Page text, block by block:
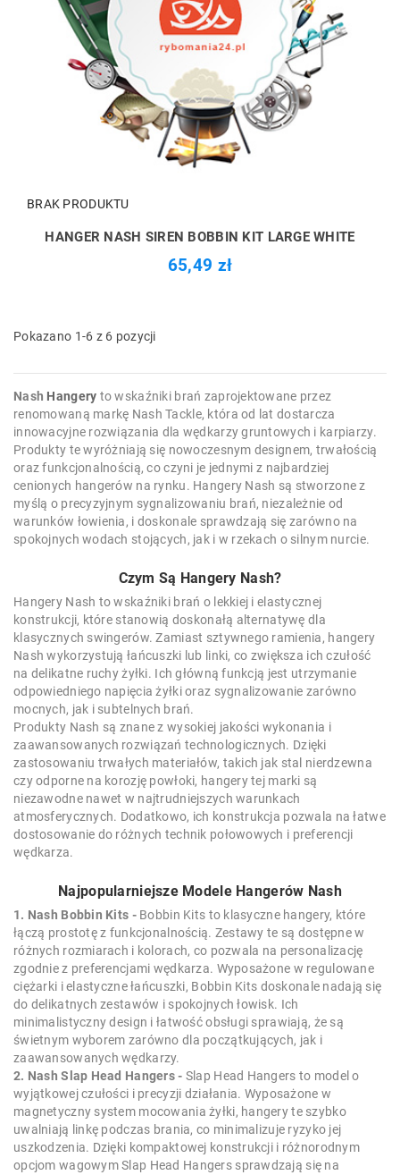
BRAK PRODUKTU
HANGER NASH SIREN BOBBIN KIT LARGE WHITE
65,49 zł
Pokazano 1-6 z 6 pozycji
Nash Hangery to wskaźniki brań zaprojektowane przez
renomowaną markę Nash Tackle, która od lat dostarcza
innowacyjne rozwiązania dla wędkarzy gruntowych i karpiarzy.
Produkty te wyróżniają się nowoczesnym designem, trwałością
oraz funkcjonalnością, co czyni je jednymi z najbardziej
cenionych hangerów na rynku. Hangery Nash są stworzone z
myślą o precyzyjnym sygnalizowaniu brań, niezależnie od
warunków łowienia, i doskonale sprawdzają się zarówno na
spokojnych wodach stojących, jak i w rzekach o silnym nurcie.
Czym Są Hangery Nash?
Hangery Nash to wskaźniki brań o lekkiej i elastycznej
konstrukcji, które stanowią doskonałą alternatywę dla
klasycznych swingerów. Zamiast sztywnego ramienia, hangery
Nash wykorzystują łańcuszki lub linki, co zwiększa ich czułość
na delikatne ruchy żyłki. Ich główną funkcją jest utrzymanie
odpowiedniego napięcia żyłki oraz sygnalizowanie zarówno
mocnych, jak i subtelnych brań.
Produkty Nash są znane z wysokiej jakości wykonania i
zaawansowanych rozwiązań technologicznych. Dzięki
zastosowaniu trwałych materiałów, takich jak stal nierdzewna
czy odporne na korozję powłoki, hangery tej marki są
niezawodne nawet w najtrudniejszych warunkach
atmosferycznych. Dodatkowo, ich konstrukcja pozwala na łatwe
dostosowanie do różnych technik połowowych i preferencji
wędkarza.
Najpopularniejsze Modele Hangerów Nash
1. Nash Bobbin Kits - Bobbin Kits to klasyczne hangery, które
łączą prostotę z funkcjonalnością. Zestawy te są dostępne w
różnych rozmiarach i kolorach, co pozwala na personalizację
zgodnie z preferencjami wędkarza. Wyposażone w regulowane
ciężarki i elastyczne łańcuszki, Bobbin Kits doskonale nadają się
do delikatnych zestawów i spokojnych łowisk. Ich
minimalistyczny design i łatwość obsługi sprawiają, że są
świetnym wyborem zarówno dla początkujących, jak i
zaawansowanych wędkarzy.
2. Nash Slap Head Hangers - Slap Head Hangers to model o
wyjątkowej czułości i precyzji działania. Wyposażone w
magnetyczny system mocowania żyłki, hangery te szybko
uwalniają linkę podczas brania, co minimalizuje ryzyko jej
uszkodzenia. Dzięki kompaktowej konstrukcji i różnorodnym
opcjom wagowym Slap Head Hangers sprawdzają się na